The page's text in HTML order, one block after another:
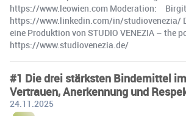
https://www.leowien.com Moderation: Birgit
https://www.linkedin.com/in/studiovenezia/
eine Produktion von STUDIO VENEZIA – the
https://www.studiovenezia.de/
#1 Die drei stärksten Bindemittel
Vertrauen, Anerkennung und
24.11.2025